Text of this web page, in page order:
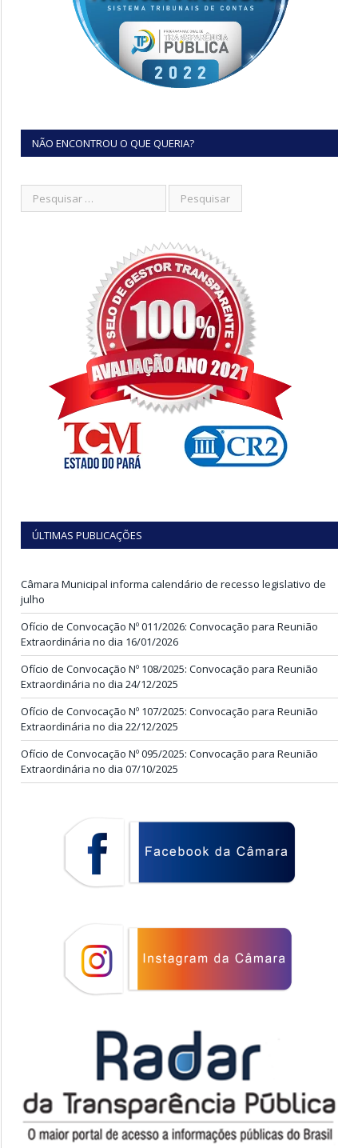
NÃO ENCONTROU O QUE QUERIA?
ÚLTIMAS PUBLICAÇÕES
Câmara Municipal informa calendário de recesso legislativo de
julho
Ofício de Convocação Nº 011/2026: Convocação para Reunião
Extraordinária no dia 16/01/2026
Ofício de Convocação Nº 108/2025: Convocação para Reunião
Extraordinária no dia 24/12/2025
Ofício de Convocação Nº 107/2025: Convocação para Reunião
Extraordinária no dia 22/12/2025
Ofício de Convocação Nº 095/2025: Convocação para Reunião
Extraordinária no dia 07/10/2025